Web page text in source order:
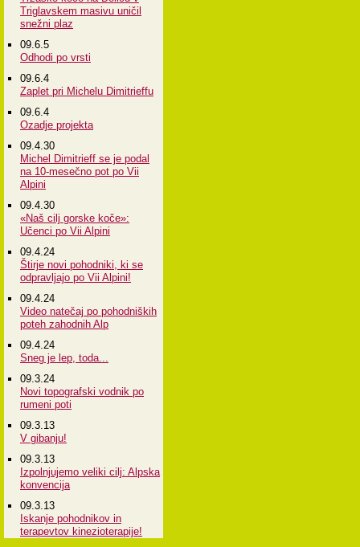
Triglavskem masivu uničil
snežni plaz
09.6.5
Odhodi po vrsti
09.6.4
Zaplet pri Michelu Dimitrieffu
09.6.4
Ozadje projekta
09.4.30
Michel Dimitrieff se je podal
na 10-mesečno pot po Vii
Alpini
09.4.30
«Naš cilj gorske koče»:
Učenci po Vii Alpini
09.4.24
Štirje novi pohodniki, ki se
odpravljajo po Vii Alpini!
09.4.24
Video natečaj po pohodniških
poteh zahodnih Alp
09.4.24
Sneg je lep, toda...
09.3.24
Novi topografski vodnik po
rumeni poti
09.3.13
V gibanju!
09.3.13
Izpolnjujemo veliki cilj: Alpska
konvencija
09.3.13
Iskanje pohodnikov in
terapevtov kinezioterapije!